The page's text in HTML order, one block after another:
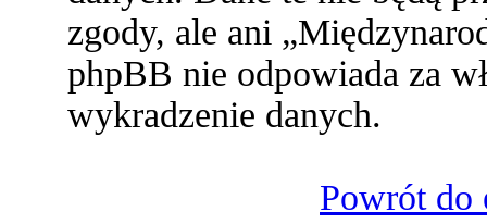
zgody, ale ani
phpBB nie odpowiada za
wykradzenie danych.
Powrót do